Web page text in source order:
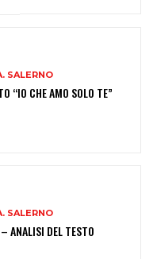
SALERNO
“IO CHE AMO SOLO TE”
SALERNO
ANALISI DEL TESTO